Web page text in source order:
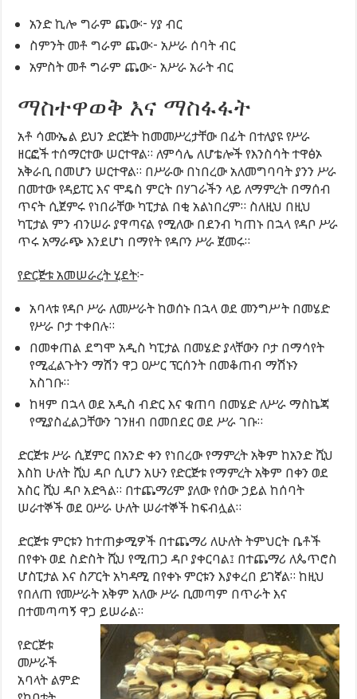
አንድ ኪሎ ግራም ጨው፦ ሃያ ብር
ስምንት መቶ ግራም ጨው፦ አሥራ ሰባት ብር
አምስት መቶ ግራም ጨው፦ አሥራ አራት ብር
ማስተዋወቅ እና ማስፋፋት
አቶ ሳሙኤል ይህን ድርጅት ከመመሥረታቸው በፊት በተለያዩ የሥራ
ዘርፎች ተሰማርተው ሠርተዋል። ለምሳሌ ለሆቴሎች የእንስሳት ተዋፅኦ
አቅራቢ በመሆን ሠርተዋል። በሥራው በነበረው አለመግባባት ያንን ሥራ
በመተው የዳይፐር እና ሞዴስ ምርት በሃገራችን ላይ ለማምረት በማሰብ
ጥናት ሲጀምሩ የነበራቸው ካፒታል በቂ አልነበረም። ስለዚህ በዚህ
ካፒታል ምን ብንሠራ ያዋጣናል የሚለው በደንብ ካጠኑ በኋላ የዳቦ ሥራ
ጥሩ አማራጭ እንደሆነ በማየት የዳቦን ሥራ ጀመሩ።
የድርጅቱ አመሠራረት ሂደት፦
አባላቱ የዳቦ ሥራ ለመሥራት ከወሰኑ በኋላ ወደ መንግሥት በመሄድ
የሥራ ቦታ ተቀበሉ።
በመቀጠል ደግሞ አዲስ ካፒታል በመሄድ ያላቸውን ቦታ በማሳየት
የሚፈልጉትን ማሽን ዋጋ ዐሥር ፕርሰንት በመቆጠብ ማሽኑን
አስገቡ።
ከዛም በኋላ ወደ አዲስ ብድር እና ቁጠባ በመሄድ ለሥራ ማስኬጃ
የሚያስፈልጋቸውን ገንዘብ በመበደር ወደ ሥራ ገቡ።
ድርጅቱ ሥራ ሲጀምር በአንድ ቀን የነበረው የማምረት አቅም ከአንድ ሺህ
እስከ ሁለት ሺህ ዳቦ ሲሆን አሁን የድርጅቱ የማምረት አቅም በቀን ወደ
አስር ሺህ ዳቦ አድጓል። በተጨማሪም ያለው የሰው ኃይል ከሰባት
ሠራተኞች ወደ ዐሥራ ሁለት ሠራተኞች ከፍብሏል።
ድርጅቱ ምርቱን ከተጠቃሚዎች በተጨማሪ ለሁለት ትምህርት ቤቶች
በየቀኑ ወደ ስድስት ሺህ የሚጠጋ ዳቦ ያቀርባል፤ በተጨማሪ ለጴጥሮስ
ሆስፒታል እና ስፖርት አካዳሚ በየቀኑ ምርቱን እያቀረበ ይገኛል። ከዚህ
የበለጠ የመሥራት አቅም አለው ሥራ ቢመጣም በጥራት እና
በተመጣጣኝ ዋጋ ይሠራል።
የድርጅቱ
መሥራች
አባላት ልምድ